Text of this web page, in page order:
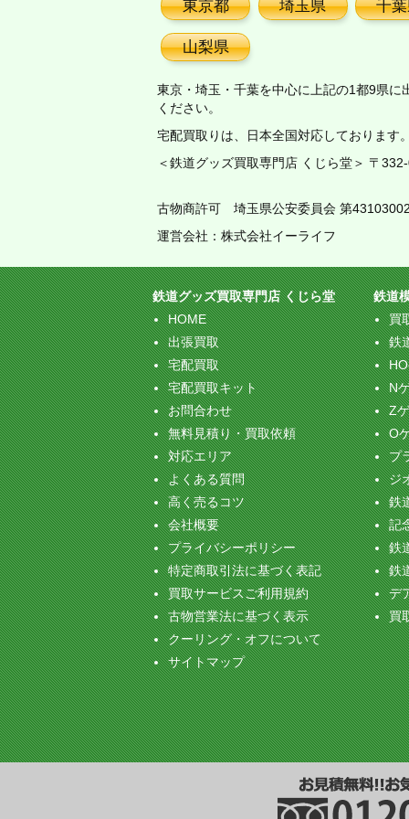
東京都 埼玉県 千
山梨県
東京・埼玉・千葉を中心に上記の1都9県に
ください。
宅配買取りは、日本全国対応しております
＜鉄道グッズ買取専門店 くじら堂＞ 〒
古物商許可 埼玉県公安委員会 第
運営会社：株式会社イーライフ
鉄道グッズ買取専門店 くじら堂
HOME
出張買取
宅配買取
宅配買取キット
お問合わせ
無料見積り・買取依頼
対応エリア
よくある質問
高く売るコツ
会社概要
プライバシーポリシー
特定商取引法に基づく表記
買取サービスご利用規約
古物営業法に基づく表示
クーリング・オフについて
サイトマップ
鉄道
買
鉄
N
Z
O
プ
ジ
鉄
記
鉄
鉄
デ
買